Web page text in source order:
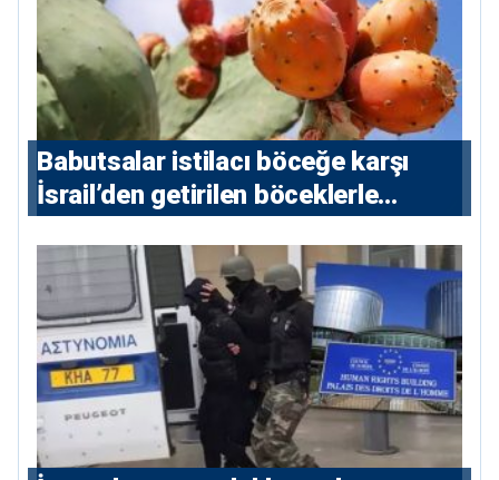
Babutsalar istilacı böceğe karşı
İsrail’den getirilen böceklerle